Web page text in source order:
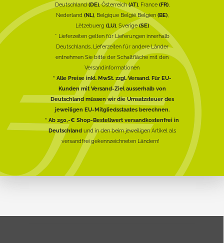
Deutschland(DE), Österreich(AT), France (FR),
Nederland (NL), Belgique België Belgien (BE),
Lëtzebuerg (LU), Sverige(SE)
* Lieferzeiten gelten für Lieferungen innerhalb
Deutschlands, Lieferzeiten für andere Länder
entnehmen Sie bitte der Schaltfläche mit den
Versandinformationen
* Alle Preise inkl. MwSt. zzgl. Versand. Für EU-
Kunden mit Versand-Ziel ausserhalb von
Deutschland müssen wir die Umsatzsteuer des
jeweiligen EU-Mitgliedsstaates berechnen.
* Ab 250,-€ Shop-Bestellwert versandkostenfrei in
Deutschlandund in den beim jeweiligen Artikel als
versandfrei gekennzeichneten Ländern!